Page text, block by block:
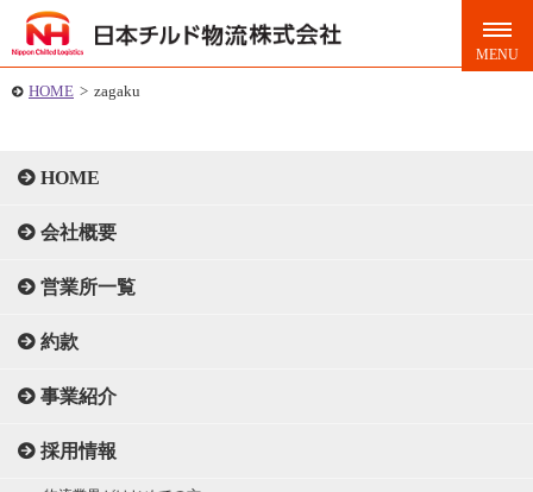
HOME > zagaku
HOME
会社概要
営業所一覧
約款
事業紹介
採用情報